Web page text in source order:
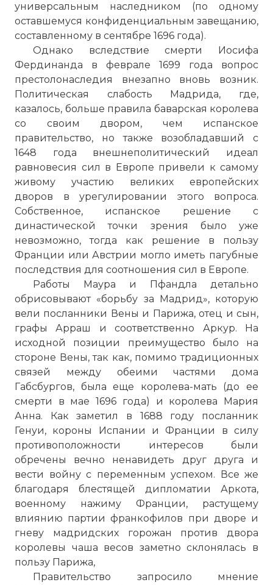
универсальным наследником (по одному
оставшемуся конфиденциальным завещанию,
составленному в сентябре 1696 года).
Однако вследствие смерти Иосифа
Фердинанда в феврале 1699 года вопрос
престолонаследия внезапно вновь возник.
Политическая слабость Мадрида, где,
казалось, больше правила баварская королева
со своим двором, чем испанское
правительство, но также возобладавший с
1648 года внешнеполитический идеал
равновесия сил в Европе привели к самому
живому участию великих европейских
дворов в урегулировании этого вопроса.
Собственное, испанское решение с
династической точки зрения было уже
невозможно, тогда как решение в пользу
Франции или Австрии могло иметь пагубные
последствия для соотношения сил в Европе.
Работы Маура и Пфандла детально
обрисовывают «борьбу за Мадрид», которую
вели посланники Вены и Парижа, отец и сын,
графы Арраш и соответственно Аркур. На
исходной позиции преимущество было на
стороне Вены, так как, помимо традиционных
связей между обеими частями дома
Габсбургов, была еще королева-мать (до ее
смерти в мае 1696 года) и королева Мария
Анна. Как заметил в 1688 году посланник
Генуи, короны Испании и Франции в силу
противоположности интересов были
обречены вечно ненавидеть друг друга и
вести войну с переменным успехом. Все же
благодаря блестящей дипломатии Аркота,
военному нажиму Франции, растущему
влиянию партии франкофилов при дворе и
гневу мадридских горожан против двора
королевы чаша весов заметно склонялась в
пользу Парижа,
Правительство запросило мнение